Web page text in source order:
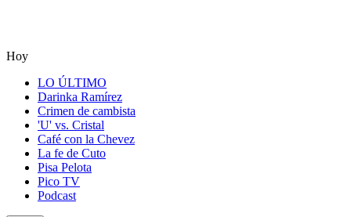
Hoy
LO ÚLTIMO
Darinka Ramírez
Crimen de cambista
'U' vs. Cristal
Café con la Chevez
La fe de Cuto
Pisa Pelota
Pico TV
Podcast